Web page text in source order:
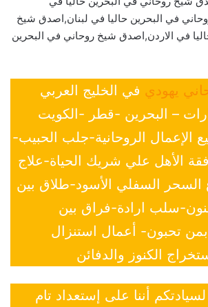
في البحرين حاليا في لبنان,اصدق شيخ
في الاردن,اصدق شيخ روحاني في البحرين
يهودي في الخليج العربي
– البحرين -قطر -الكويت
الروحانية-جلب الحبيب-
الأهل علي شريك الحياة-علاج
السحر السفلي الأسود-طلاق بين
سلب ارادة-فراق بين
بمن تحبون- أعمال استنزال
الكنوز والدفائن
أننا على إستعداد تام